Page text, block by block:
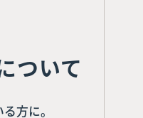
ついて
方に。